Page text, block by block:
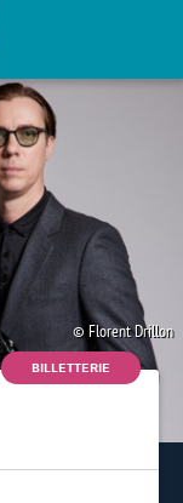
Florent Drillon
BILLETTERIE